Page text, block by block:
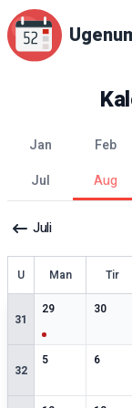
jan feb
jul
aug
Juli
Uge Man Tir
31
29
1særlige datoer
30
0
32
5
0særlige datoer
6
0